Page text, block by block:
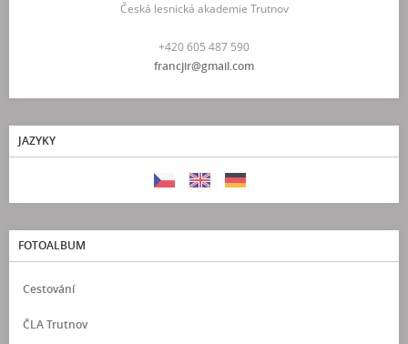
Česká lesnická akademie Trutnov
+420 605 487 590
francjir@gmail.com
JAZYKY
FOTOALBUM
Cestování
ČLA Trutnov